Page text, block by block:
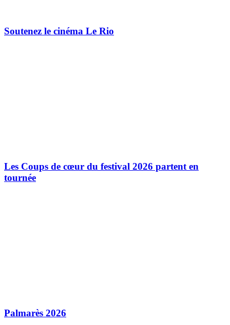
Soutenez le cinéma Le Rio
Les Coups de cœur du festival 2026 partent en
tournée
Palmarès 2026